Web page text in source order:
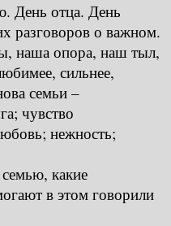
День отца. День
разговоров о важном.
наша опора, наш тыл,
сильнее,
семьи –
чувство
нежность;
какие
в этом говорили